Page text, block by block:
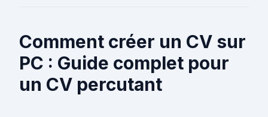
Comment créer un CV sur
PC : Guide complet pour
un CV percutant